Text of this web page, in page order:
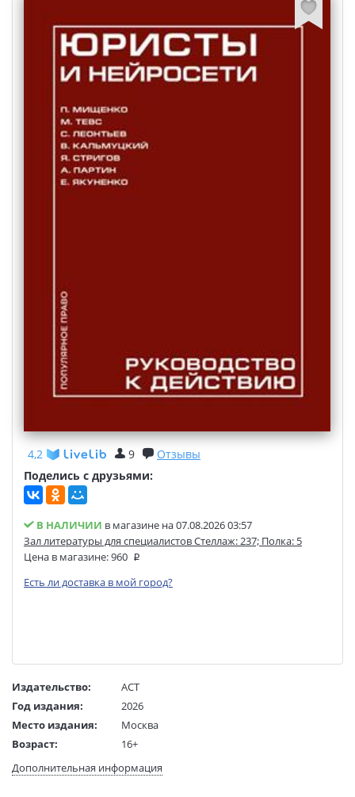
4,2 9
Отзывы
Поделись с друзьями:
В НАЛИЧИИ в магазине на 07.08.2026 03:57
Зал литературы для специалистов Стеллаж: 237; Полка: 5
Цена в магазине:960
Есть ли доставка в мой город?
Издательство:
АСТ
Год издания:
2026
Место издания:
Москва
Возраст:
16+
Язык текста:
русский
Дополнительная информация